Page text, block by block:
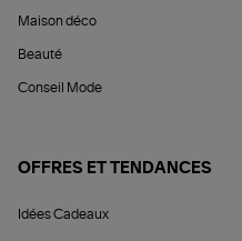
Maison déco
Beauté
Conseil Mode
OFFRES ET TENDANCES
Idées Cadeaux